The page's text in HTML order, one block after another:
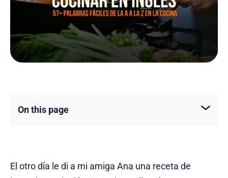
On this page
El otro día le di a mi amiga Ana una receta de